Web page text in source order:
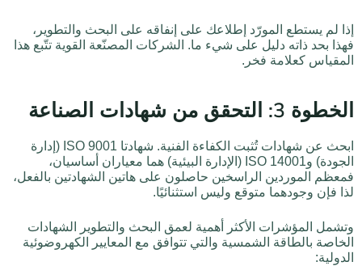
إذا لم يستطع المورّد إطلاعك على إنفاقه على البحث والتطوير،
فهذا بحد ذاته دليل على شيء ما. الشركات المصنّعة القوية تتّبع هذا
المقياس كعلامة فخر.
الخطوة 3: التحقق من شهادات الصناعة
ابحث عن شهادات تُثبت الكفاءة الفنية. شهادتا ISO 9001 (إدارة
الجودة) وISO 14001 (الإدارة البيئية) هما معياران أساسيان،
فمعظم الموردين الراسخين حاصلون على هاتين الشهادتين بالفعل،
لذا فإن وجودهما متوقع وليس استثنائيًا.
وتشمل المؤشرات الأكثر أهمية لعمق البحث والتطوير الشهادات
الخاصة بالطاقة الشمسية والتي تتوافق مع المعايير الكهروضوئية
الدولية: